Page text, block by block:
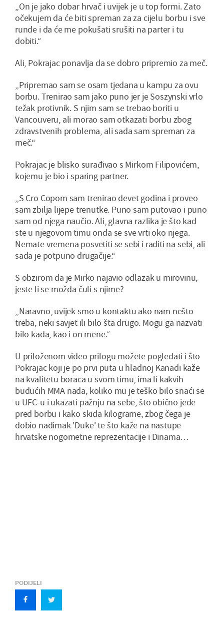
„On je jako dobar hrvač i uvijek je u top formi. Zato
očekujem da će biti spreman za za cijelu borbu i sve
runde i da će me pokušati srušiti na parter i tu
dobiti.“
Ali, Pokrajac ponavlja da se dobro pripremio za meč.
„Pripremao sam se osam tjedana u kampu za ovu
borbu. Trenirao sam jako puno jer je Soszynski vrlo
težak protivnik. S njim sam se trebao boriti u
Vancouveru, ali morao sam otkazati borbu zbog
zdravstvenih problema, ali sada sam spreman za
meč.“
Pokrajac je blisko surađivao s Mirkom Filipovićem,
kojemu je bio i sparing partner.
„S Cro Copom sam trenirao devet godina i proveo
sam zbilja lijepe trenutke. Puno sam putovao i puno
sam od njega naučio. Ali, glavna razlika je što kad
ste u njegovom timu onda se sve vrti oko njega.
Nemate vremena posvetiti se sebi i raditi na sebi, ali
sada je potpuno drugačije.“
S obzirom da je Mirko najavio odlazak u mirovinu,
jeste li se možda čuli s njime?
„Naravno, uvijek smo u kontaktu ako nam nešto
treba, neki savjet ili bilo šta drugo. Mogu ga nazvati
bilo kada, kao i on mene.“
U priloženom video prilogu možete pogledati i što
Pokrajac koji je po prvi puta u hladnoj Kanadi kaže
na kvalitetu boraca u svom timu, ima li kakvih
budućih MMA nada, koliko mu je teško bilo snaći se
u UFC-u i ukazati pažnju na sebe, što obično jede
pred borbu i kako skida kilograme, zbog čega je
dobio nadimak 'Duke' te što kaže na nastupe
hrvatske nogometne reprezentacije i Dinama…
PODIJELI